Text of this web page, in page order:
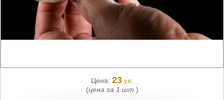
Цена: 23 у.е.
(цена за 1 шт. )